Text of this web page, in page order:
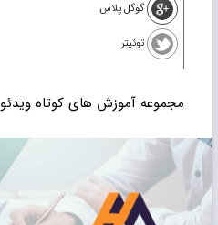
گوگل پلاس
توئیتر
مجموعه آموزش های کوتاه